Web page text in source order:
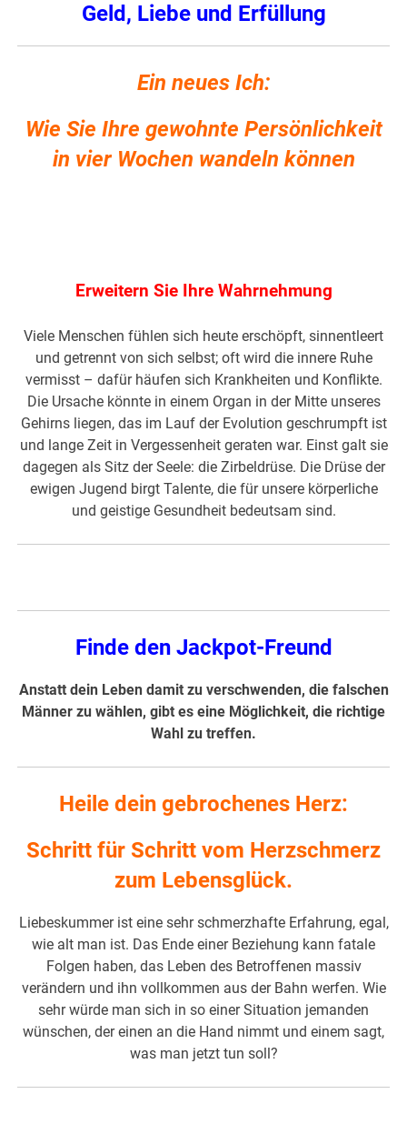
Geld, Liebe und Erfüllung
Ein neues Ich:
Wie Sie Ihre gewohnte Persönlichkeit
in vier Wochen wandeln können
Erweitern Sie Ihre Wahrnehmung
Viele Menschen fühlen sich heute erschöpft, sinnentleert
und getrennt von sich selbst; oft wird die innere Ruhe
vermisst – dafür häufen sich Krankheiten und Konflikte.
Die Ursache könnte in einem Organ in der Mitte unseres
Gehirns liegen, das im Lauf der Evolution geschrumpft ist
und lange Zeit in Vergessenheit geraten war. Einst galt sie
dagegen als Sitz der Seele: die Zirbeldrüse. Die Drüse der
ewigen Jugend birgt Talente, die für unsere körperliche
und geistige Gesundheit bedeutsam sind.
Finde den Jackpot-Freund
Anstatt dein Leben damit zu verschwenden, die falschen
Männer zu wählen, gibt es eine Möglichkeit, die richtige
Wahl zu treffen.
Heile dein gebrochenes Herz:
Schritt für Schritt vom Herzschmerz
zum Lebensglück.
Liebeskummer ist eine sehr schmerzhafte Erfahrung, egal,
wie alt man ist. Das Ende einer Beziehung kann fatale
Folgen haben, das Leben des Betroffenen massiv
verändern und ihn vollkommen aus der Bahn werfen. Wie
sehr würde man sich in so einer Situation jemanden
wünschen, der einen an die Hand nimmt und einem sagt,
was man jetzt tun soll?